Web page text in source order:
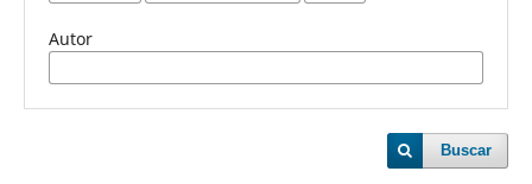
Autor
Buscar